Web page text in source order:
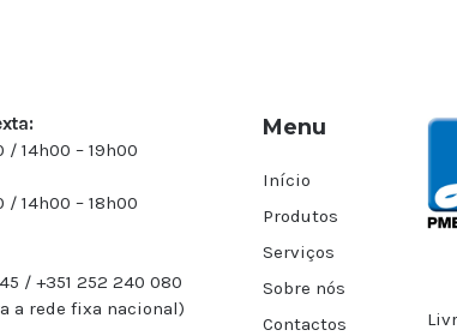
/ 14h00 – 19h00
/ 14h00 – 18h00
/ +351 252 240 080
a rede fixa nacional)
Menu
Início
Produtos
Serviços
Sobre nós
Contactos